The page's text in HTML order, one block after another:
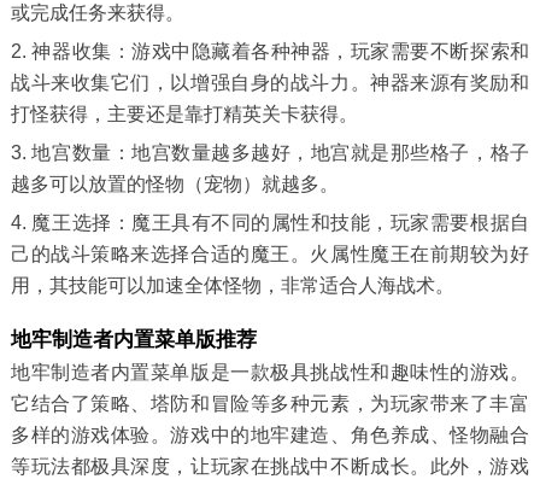
或完成任务来获得。
2. 神器收集：游戏中隐藏着各种神器，玩家需要不断探索和
战斗来收集它们，以增强自身的战斗力。神器来源有奖励和
打怪获得，主要还是靠打精英关卡获得。
3. 地宫数量：地宫数量越多越好，地宫就是那些格子，格子
越多可以放置的怪物（宠物）就越多。
4. 魔王选择：魔王具有不同的属性和技能，玩家需要根据自
己的战斗策略来选择合适的魔王。火属性魔王在前期较为好
用，其技能可以加速全体怪物，非常适合人海战术。
地牢制造者内置菜单版推荐
地牢制造者内置菜单版是一款极具挑战性和趣味性的游戏。
它结合了策略、塔防和冒险等多种元素，为玩家带来了丰富
多样的游戏体验。游戏中的地牢建造、角色养成、怪物融合
等玩法都极具深度，让玩家在挑战中不断成长。此外，游戏